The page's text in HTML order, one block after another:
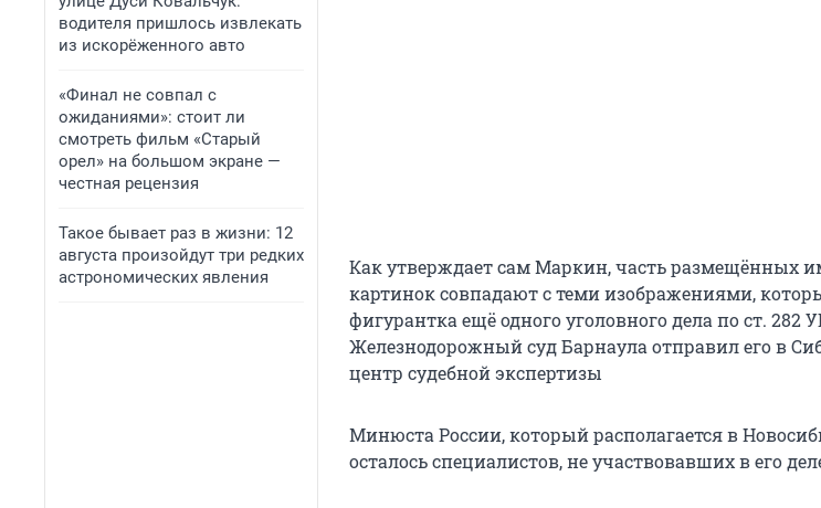
водителя пришлось извлекать
из искорёженного авто
«Финал не совпал с
ожиданиями»: стоит ли
смотреть фильм «Старый
орел» на большом экране —
честная рецензия
Такое бывает раз в жизни: 12
августа произойдут три редких
астрономических явления
Как утверждает сам Маркин, часть размещённых
картинок совпадают с теми изображениями,
фигурантка ещё одного уголовного дела по ст.
Железнодорожный суд Барнаула отправил его в
центр судебной экспертизы
Минюста России, который располагается в
осталось специалистов, не участвовавших в его